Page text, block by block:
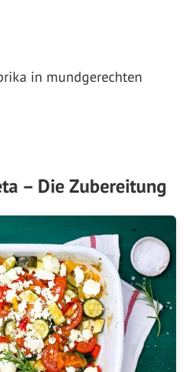
in mundgerechten
– Die Zubereitung